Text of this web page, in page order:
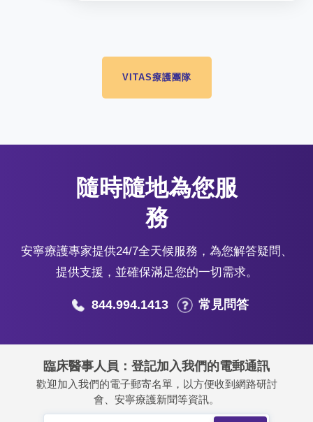
VITAS療護團隊
隨時隨地為您服
務
安寧療護專家提供24/7全天候服務，為您解答疑問、
提供支援，並確保滿足您的一切需求。
844.994.1413 常見問答
臨床醫事人員：登記加入我們的電郵通訊
歡迎加入我們的電子郵寄名單，以方便收到網路研討
會、安寧療護新聞等資訊。